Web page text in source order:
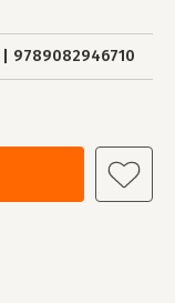
9789082946710